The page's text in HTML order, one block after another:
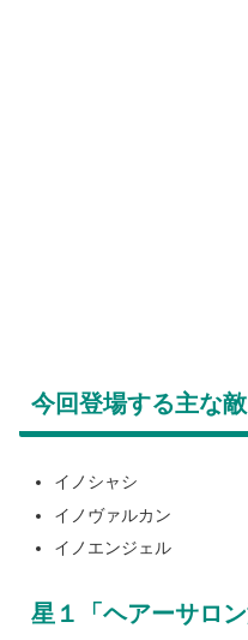
今回登場する主な敵
イノシャシ
イノヴァルカン
イノエンジェル
星１「ヘアーサロ